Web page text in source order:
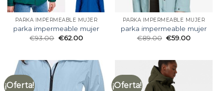
PARKA IMPERMEABLE MUJER
parka impermeable mujer
€93.00 €62.00
PARKA IMPERMEABLE MUJER
parka impermeable mujer
€89.00 €59.00
¡Oferta! ¡Oferta!